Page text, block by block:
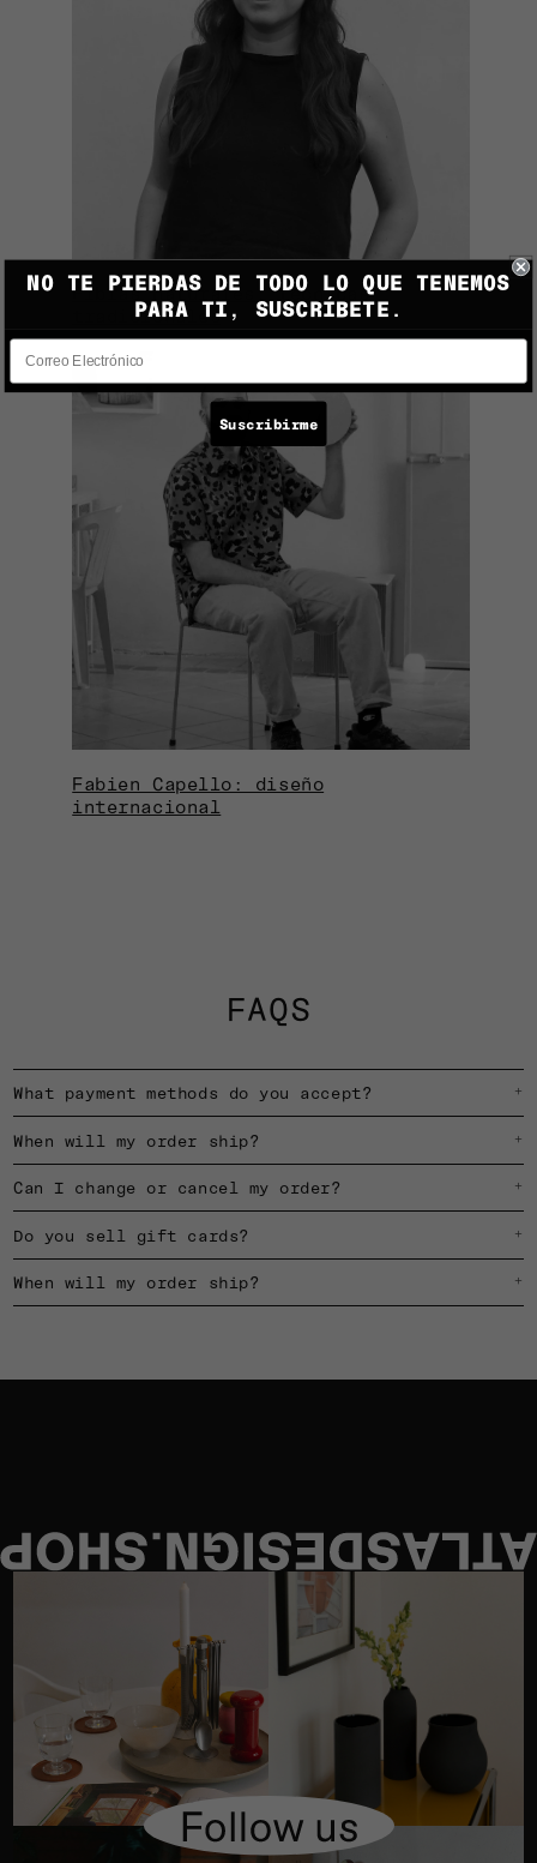
Fibras naturales, técnicas
tradicionales
Fabien Capello: diseño
internacional
FAQS
What payment methods do you accept? +
When will my order ship? +
Can I change or cancel my order? +
Do you sell gift cards? +
When will my order ship? +
NO TE PIERDAS DE TODO LO QUE TENEMOS
PARA TI, SUSCRÍBETE.
Suscribirme